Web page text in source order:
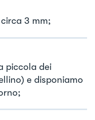
3 mm;
piccola dei
e disponiamo